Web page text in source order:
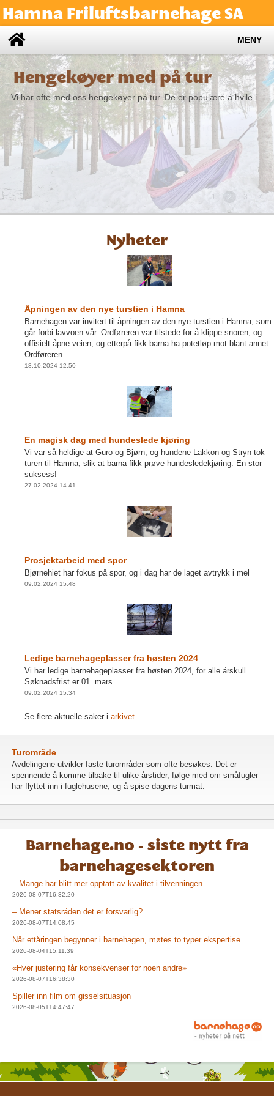
Hamna Friluftsbarnehage SA
MENY
2 3 4
Velkommen til Hamna
Friluftsbarnehage
Hamna Friluftsbarnehage er en 3 avdelings foreldreeid
barnehage for barn i alderen 0 - 6 år. Vi holder til i Otervegen 35,
og i lavvoen vår i fjæra.
Hengekøyer med på tur
Vi har ofte med oss hengekøyer på tur. De er populære å hvile i
Nyheter
Åpningen av den nye turstien i Hamna
Barnehagen var invitert til åpningen av den nye turstien i Hamna, som
går forbi lavvoen vår. Ordføreren var tilstede for å klippe snoren, og
offisielt åpne veien, og etterpå fikk barna ha potetløp mot blant annet
Ordføreren.
18.10.2024 12.50
En magisk dag med hundeslede kjøring
Vi var så heldige at Guro og Bjørn, og hundene Lakkon og Stryn tok
turen til Hamna, slik at barna fikk prøve hundesledekjøring. En stor
suksess!
27.02.2024 14.41
Prosjektarbeid med spor
Bjørnehiet har fokus på spor, og i dag har de laget avtrykk i mel
09.02.2024 15.48
Ledige barnehageplasser fra høsten 2024
Vi har ledige barnehageplasser fra høsten 2024, for alle årskull.
Søknadsfrist er 01. mars.
09.02.2024 15.34
Se flere aktuelle saker iarkivet
Turområde
Avdelingene utvikler faste turområder som ofte besøkes. Det er
spennende å komme tilbake til ulike årstider, følge med om småfugler
har flyttet inn i fuglehusene, og å spise dagens turmat.
Barnehage.no - siste nytt fra
barnehagesektoren
– Mange har blitt mer opptatt av kvalitet i tilvenningen
2026-08-07T16:32:20
– Mener statsråden det er forsvarlig?
2026-08-07T14:08:45
Når ettåringen begynner i barnehagen, møtes to typer ekspertise
2026-08-04T15:11:39
«Hver justering får konsekvenser for noen andre»
2026-08-07T16:38:30
Spiller inn film om gisselsituasjon
2026-08-05T14:47:47